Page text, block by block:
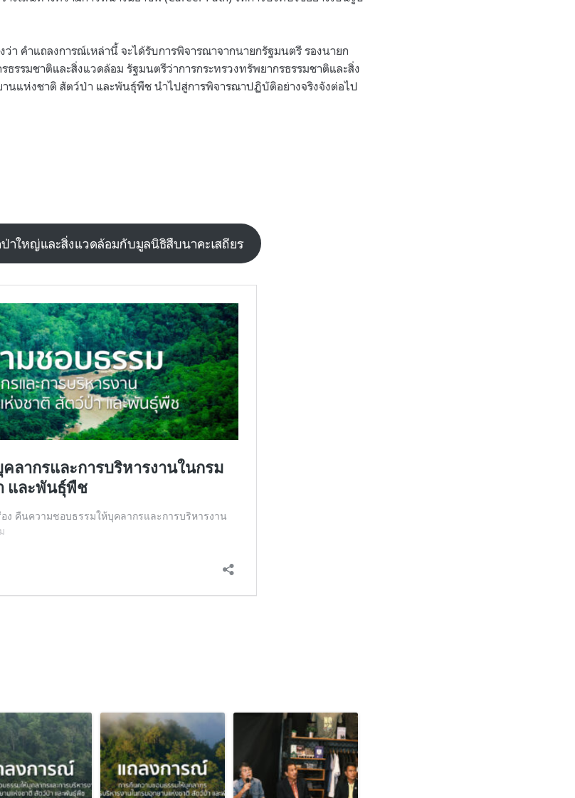
า คำแถลงการณ์เหล่านี้ จะได้รับการพิจารณาจากนายกรัฐมนตรี รองนายก
รรมชาติและสิ่งแวดล้อม รัฐมนตรีว่าการกระทรวงทรัพยากรธรรมชาติและสิ่ง
นแห่งชาติ สัตว์ป่า และพันธุ์พืช นำไปสู่การพิจารณาปฏิบัติอย่างจริงจังต่อไป
าใหญ่และสิ่งแวดล้อมกับมูลนิธิสืบนาคะเสถียร